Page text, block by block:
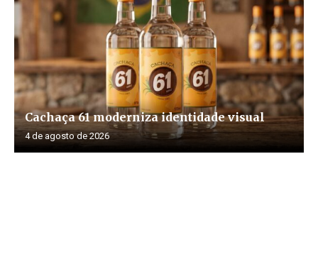
Cachaça 61 moderniza identidade visual
4 de agosto de 2026